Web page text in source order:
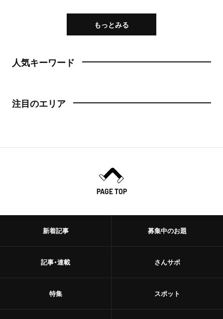
もっとみる
人気キーワード
注目のエリア
PAGE TOP
新着記事
記事・連載
特集
募集中のお題
さんサポ
スポット